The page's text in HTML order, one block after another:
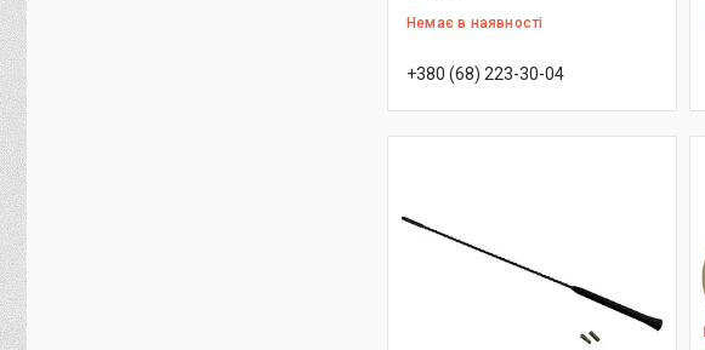
Немає в наявності
+380 (68) 223-30-04